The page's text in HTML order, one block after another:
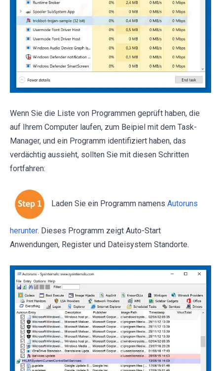
Wenn Sie die Liste von Programmen geprüft haben, die
auf Ihrem Computer laufen, zum Beipiel mit dem Task-
Manager, und ein Programm identifiziert haben, das
verdächtig aussieht, sollten Sie mit diesen Schritten
fortfahren:
Laden Sie ein Programm namens Autoruns
herunter. Dieses Programm zeigt Auto-Start
Anwendungen, Register und Dateisystem Standorte.